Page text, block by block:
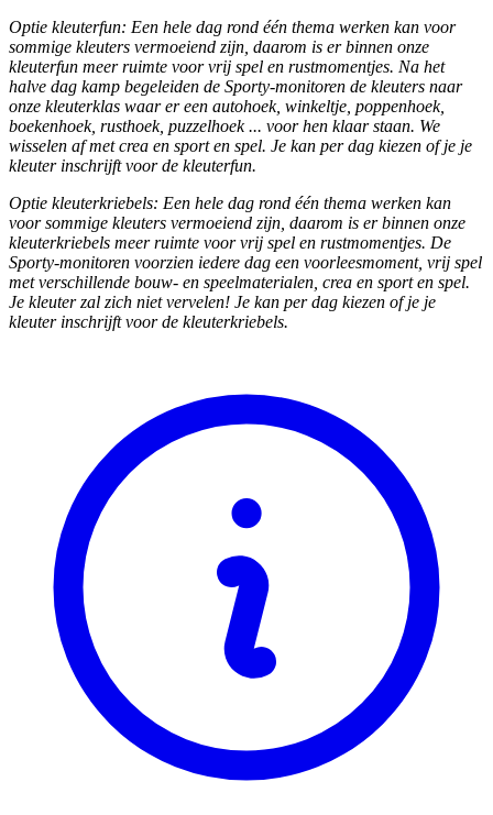
Optie kleuterfun: Een hele dag rond één thema werken kan voor
sommige kleuters vermoeiend zijn, daarom is er binnen onze
kleuterfun meer ruimte voor vrij spel en rustmomentjes. Na het
halve dag kamp begeleiden de Sporty-monitoren de kleuters naar
onze kleuterklas waar er een autohoek, winkeltje, poppenhoek,
boekenhoek, rusthoek, puzzelhoek ... voor hen klaar staan. We
wisselen af met crea en sport en spel. Je kan per dag kiezen of je je
kleuter inschrijft voor de kleuterfun.
Optie kleuterkriebels: Een hele dag rond één thema werken kan
voor sommige kleuters vermoeiend zijn, daarom is er binnen onze
kleuterkriebels meer ruimte voor vrij spel en rustmomentjes. De
Sporty-monitoren voorzien iedere dag een voorleesmoment, vrij spel
met verschillende bouw- en speelmaterialen, crea en sport en spel.
Je kleuter zal zich niet vervelen! Je kan per dag kiezen of je je
kleuter inschrijft voor de kleuterkriebels.